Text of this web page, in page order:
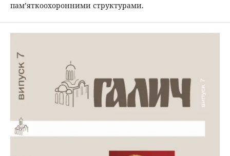
пам’яткоохоронними структурами.